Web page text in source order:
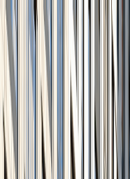
Новостройки
Квартиры
Новостройки на карте
Новостройки Квартиры
СК Мята
Выбрать квартиру
+7 (495) 967-13-..